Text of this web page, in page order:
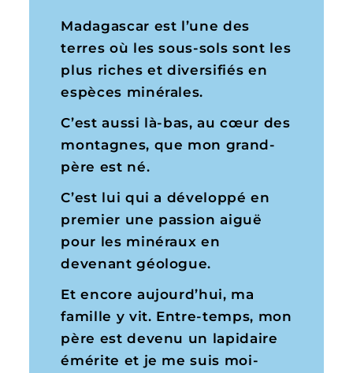
Madagascar est l’une des
terres où les sous-sols sont les
plus riches et diversifiés en
espèces minérales.
C’est aussi là-bas, au cœur des
montagnes, que mon grand-
père est né.
C’est lui qui a développé en
premier une passion aiguë
pour les minéraux en
devenant géologue.
Et encore aujourd’hui, ma
famille y vit. Entre-temps, mon
père est devenu un lapidaire
émérite et je me suis moi-